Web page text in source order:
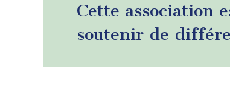
Cette association
soutenir de